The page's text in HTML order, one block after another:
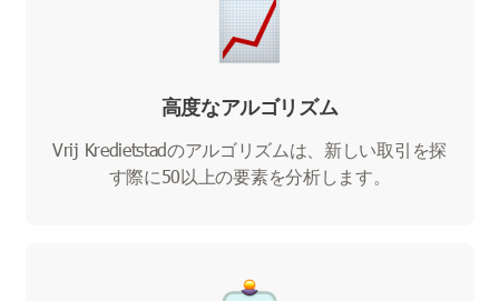
高度なアルゴリズム
Vrij Kredietstadのアルゴリズムは、新しい取引を探
す際に50以上の要素を分析します。